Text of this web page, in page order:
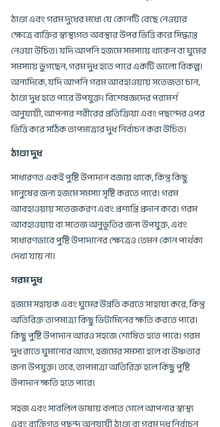
ঠাণ্ডা এবং গরম দুধের মধ্যে যে কোনটি বেছে নেওয়ার
ক্ষেত্রে ব্যক্তির স্বাস্থ্যগত অবস্থার উপর ভিত্তি করে সিদ্ধান্ত
নেওয়া উচিত। যদি আপনি হজমে সমস্যায় থাকেন বা ঘুমের
সমস্যায় ভুগছেন, গরম দুধ হতে পারে একটি ভালো বিকল্প।
অন্যদিকে, যদি আপনি গরম আবহাওয়ায় সতেজতা চান,
ঠাণ্ডা দুধ হতে পারে উপযুক্ত। বিশেষজ্ঞদের পরামর্শ
অনুযায়ী, আপনার শরীরের প্রতিক্রিয়া এবং পছন্দের ওপর
ভিত্তি করে সঠিক তাপমাত্রার দুধ নির্বাচন করা উচিত।
ঠাণ্ডা দুধ
সাধারণত একই পুষ্টি উপাদান বজায় থাকে, কিন্তু কিছু
মানুষের জন্য হজমে সমস্যা সৃষ্টি করতে পারে। গরম
আবহাওয়ায় সতেজকরণ এবং প্রশান্তি প্রদান করে। গরম
আবহাওয়ায় বা সতেজ অনুভূতির জন্য উপযুক্ত, এবং
সাধারণভাবে পুষ্টি উপাদানের ক্ষেত্রেও তেমন কোন পার্থক্য
দেখা যায় না।
গরম দুধ
হজমে সহায়ক এবং ঘুমের উন্নতি করতে সাহায্য করে, কিন্তু
অতিরিক্ত তাপমাত্রা কিছু ভিটামিনের ক্ষতি করতে পারে।
কিছু পুষ্টি উপাদান আরও সহজে শোষিত হতে পারে। গরম
দুধ রাতে ঘুমানোর আগে, হজমের সমস্যা হলে বা উষ্ণতার
জন্য উপযুক্ত। তবে, তাপমাত্রা অতিরিক্ত হলে কিছু পুষ্টি
উপাদান ক্ষতি হতে পারে।
সহজ এবং সাবলিল ভাষায় বলতে গেলে আপনার স্বাস্থ্য